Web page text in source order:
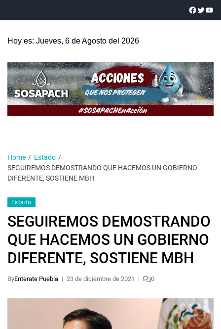
Hoy es: Jueves, 6 de Agosto del 2026
Home
Estado
SEGUIREMOS DEMOSTRANDO QUE HACEMOS UN GOBIERNO
DIFERENTE, SOSTIENE MBH
Estado
SEGUIREMOS DEMOSTRANDO
QUE HACEMOS UN GOBIERNO
DIFERENTE, SOSTIENE MBH
ByEnterate Puebla 23 de diciembre de 2021 0